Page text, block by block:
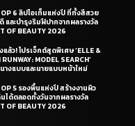
6 ลิปไอเท็มแห่งปี ที่ทั้งสีสวย
และบำรุงริมฝีปากจากผลรางวัล
OF BEAUTY 2026
แล้ว! โปรเจ็กต์สุดพิเศษ ‘ELLE &
RUNWAY: MODEL SEARCH’
างแบบและนายแบบหน้าใหม่
5 รองพื้นแห่งปี สร้างงานผิว
ได้ตลอดทั้งวันจากผลรางวัล
OF BEAUTY 2026